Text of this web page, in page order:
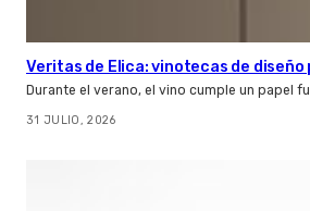
Veritas de Elica: vinotecas de
Durante el verano, el vino cumple un papel
31 JULIO, 2026